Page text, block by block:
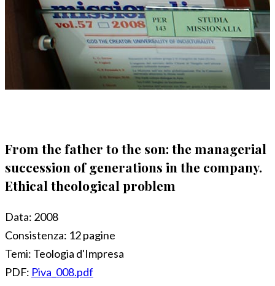
From the father to the son: the managerial
succession of generations in the company.
Ethical theological problem
Data: 2008
Consistenza: 12 pagine
Temi: Teologia d'Impresa
PDF: Piva_008.pdf